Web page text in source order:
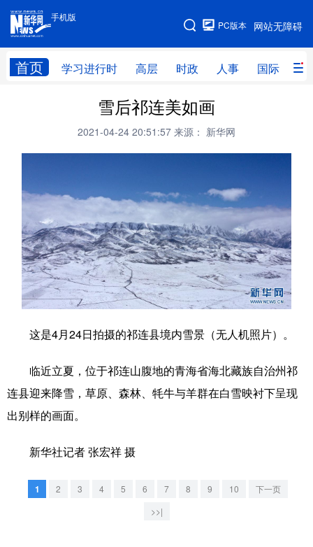
手机版
网站无障碍
PC版本
首页 学习进行时 高层 时政 人事 国际 财
手机版
网站地图
高层 时政
财经 网评
科技 量子 体育
文化 书画 健康 军事
访谈 视频 图片 政务
法律 中央文件 金融 汽车
食品 人居 信息化 数字经济
学术中国 乡村振兴 银龄 溯源中国
城市 旅游 能源 会展
彩票 娱乐 时尚 悦读
文化产业
雪后祁连美如画
2021-04-24 20:51:57 来源： 新华网
这是4月24日拍摄的祁连县境内雪景（无人机照片）。
临近立夏，位于祁连山腹地的青海省海北藏族自治州祁
连县迎来降雪，草原、森林、牦牛与羊群在白雪映衬下呈现
出别样的画面。
新华社记者 张宏祥 摄
1 2 3 4 5 6 7 8 9 10
下一页
>>|